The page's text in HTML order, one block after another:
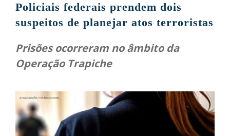
Policiais federais prendem dois
suspeitos de planejar atos terroristas
Prisões ocorreram no âmbito da
Operação Trapiche